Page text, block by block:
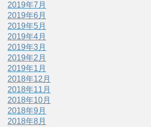
2019年7月
2019年6月
2019年5月
2019年4月
2019年3月
2019年2月
2019年1月
2018年12月
2018年11月
2018年10月
2018年9月
2018年8月